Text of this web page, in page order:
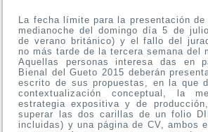
La fecha límite para la presentación
medianoche del domingo día 5 de
de verano británico) y el fallo del
no más tarde de la tercera semana del
Aquellas personas interesa das en
Bienal del Gueto 2015 deberán
escrito de sus propuestas, en la que
contextualización conceptual, la
estrategia expositiva y de
superar las dos carillas de un folio
incluidas) y una página de CV, ambos